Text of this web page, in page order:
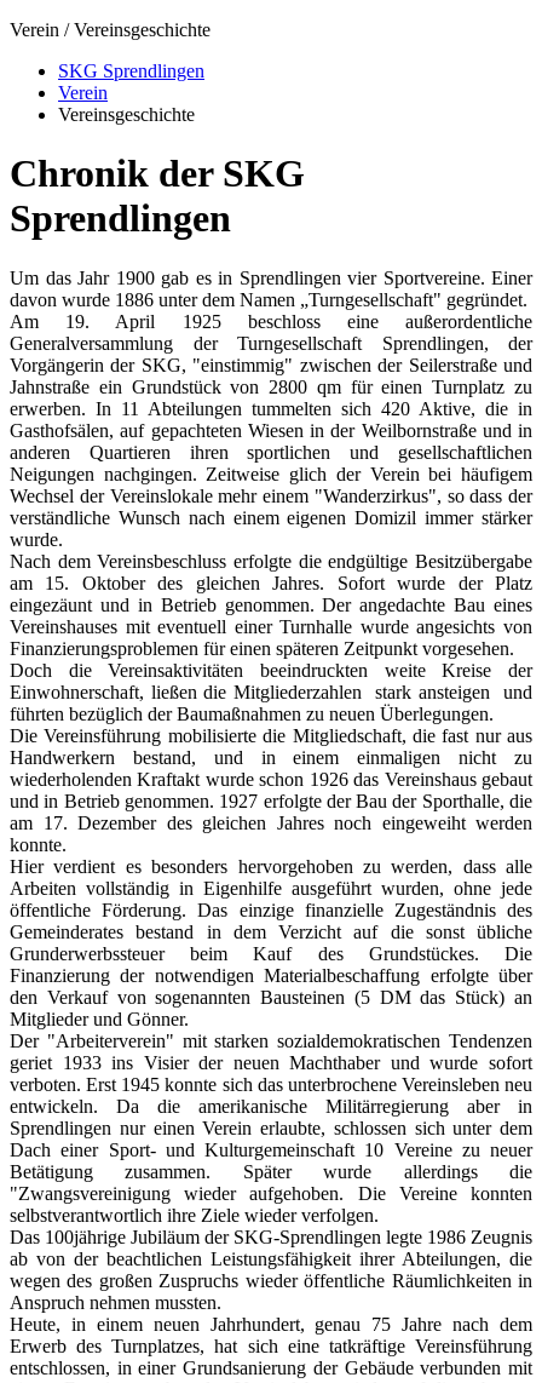
Verein / Vereinsgeschichte
SKG Sprendlingen
Verein
Vereinsgeschichte
Chronik der SKG
Sprendlingen
Um das Jahr 1900 gab es in Sprendlingen vier Sportvereine. Einer
davon wurde 1886 unter dem Namen „Turngesellschaft" gegründet.
Am 19. April 1925 beschloss eine außerordentliche
Generalversammlung der Turngesellschaft Sprendlingen, der
Vorgängerin der SKG, "einstimmig" zwischen der Seilerstraße und
Jahnstraße ein Grundstück von 2800 qm für einen Turnplatz zu
erwerben. In 11 Abteilungen tummelten sich 420 Aktive, die in
Gasthofsälen, auf gepachteten Wiesen in der Weilbornstraße und in
anderen Quartieren ihren sportlichen und gesellschaftlichen
Neigungen nachgingen. Zeitweise glich der Verein bei häufigem
Wechsel der Vereinslokale mehr einem "Wanderzirkus", so dass der
verständliche Wunsch nach einem eigenen Domizil immer stärker
wurde.
Nach dem Vereinsbeschluss erfolgte die endgültige Besitzübergabe
am 15. Oktober des gleichen Jahres. Sofort wurde der Platz
eingezäunt und in Betrieb genommen. Der angedachte Bau eines
Vereinshauses mit eventuell einer Turnhalle wurde angesichts von
Finanzierungsproblemen für einen späteren Zeitpunkt vorgesehen.
Doch die Vereinsaktivitäten beeindruckten weite Kreise der
Einwohnerschaft, ließen die Mitgliederzahlen stark ansteigen und
führten bezüglich der Baumaßnahmen zu neuen Überlegungen.
Die Vereinsführung mobilisierte die Mitgliedschaft, die fast nur aus
Handwerkern bestand, und in einem einmaligen nicht zu
wiederholenden Kraftakt wurde schon 1926 das Vereinshaus gebaut
und in Betrieb genommen. 1927 erfolgte der Bau der Sporthalle, die
am 17. Dezember des gleichen Jahres noch eingeweiht werden
konnte.
Hier verdient es besonders hervorgehoben zu werden, dass alle
Arbeiten vollständig in Eigenhilfe ausgeführt wurden, ohne jede
öffentliche Förderung. Das einzige finanzielle Zugeständnis des
Gemeinderates bestand in dem Verzicht auf die sonst übliche
Grunderwerbssteuer beim Kauf des Grundstückes. Die
Finanzierung der notwendigen Materialbeschaffung erfolgte über
den Verkauf von sogenannten Bausteinen (5 DM das Stück) an
Mitglieder und Gönner.
Der "Arbeiterverein" mit starken sozialdemokratischen Tendenzen
geriet 1933 ins Visier der neuen Machthaber und wurde sofort
verboten. Erst 1945 konnte sich das unterbrochene Vereinsleben neu
entwickeln. Da die amerikanische Militärregierung aber in
Sprendlingen nur einen Verein erlaubte, schlossen sich unter dem
Dach einer Sport- und Kulturgemeinschaft 10 Vereine zu neuer
Betätigung zusammen. Später wurde allerdings die
"Zwangsvereinigung wieder aufgehoben. Die Vereine konnten
selbstverantwortlich ihre Ziele wieder verfolgen.
Das 100jährige Jubiläum der SKG-Sprendlingen legte 1986 Zeugnis
ab von der beachtlichen Leistungsfähigkeit ihrer Abteilungen, die
wegen des großen Zuspruchs wieder öffentliche Räumlichkeiten in
Anspruch nehmen mussten.
Heute, in einem neuen Jahrhundert, genau 75 Jahre nach dem
Erwerb des Turnplatzes, hat sich eine tatkräftige Vereinsführung
entschlossen, in einer Grundsanierung der Gebäude verbunden mit